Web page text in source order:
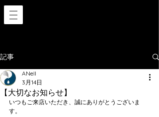
記事
【大切なお知らせ】
ANell
3月14日
いつもご来店いただき、誠にありがとうございま
す。